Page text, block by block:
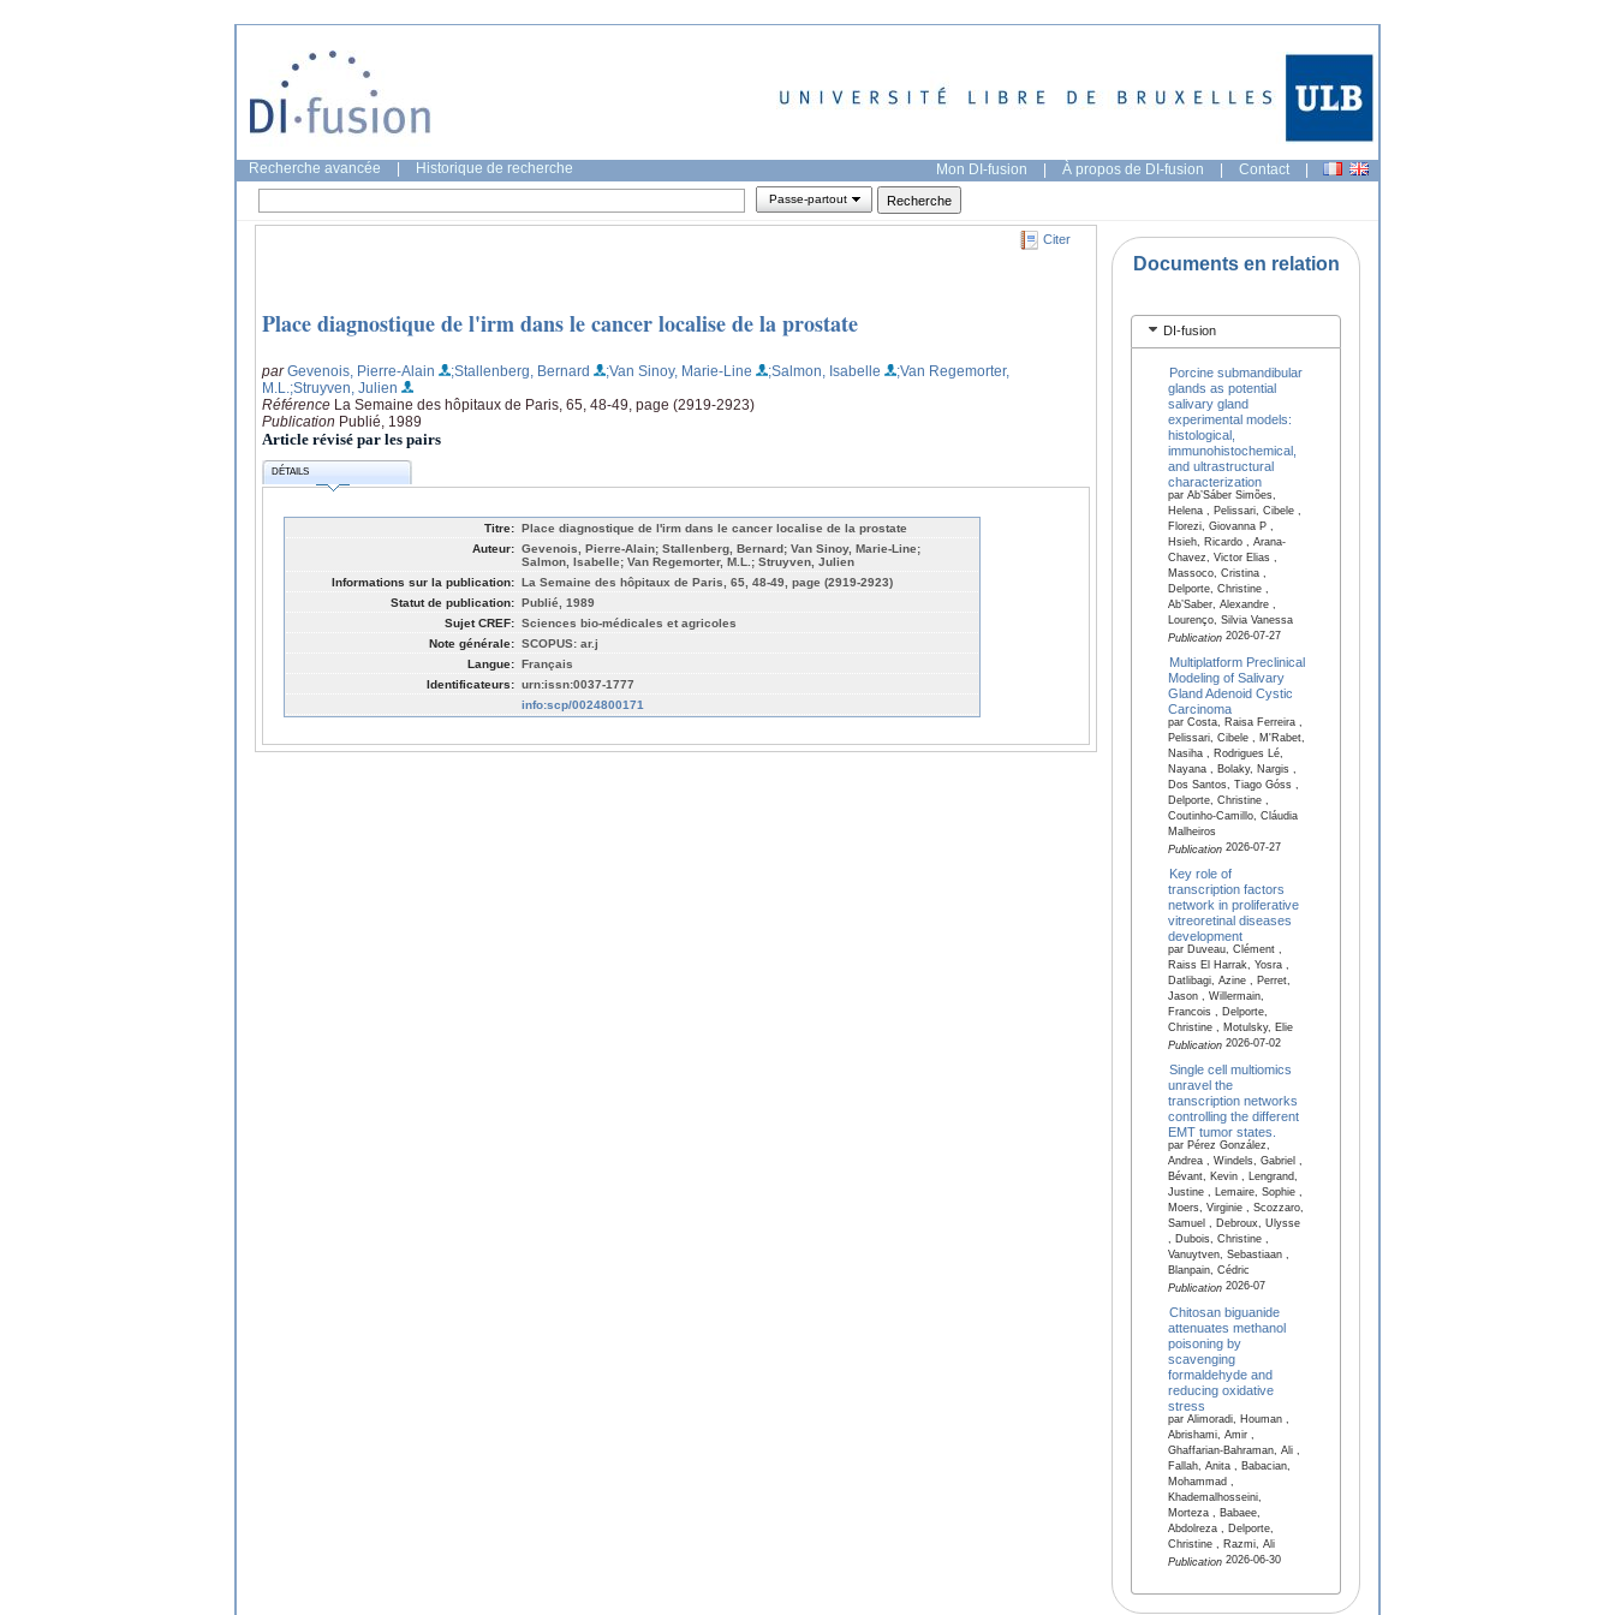
Recherche avancée Historique de recherche Mon DI-fusion | À propos de DI-fusion | Contact |
Passe-partout
Citer
Place diagnostique de l'irm dans le cancer localise de la prostate
parGevenois, Pierre-Alain ;Stallenberg, Bernard ;Van Sinoy, Marie-Line ;Salmon, Isabelle
;Van Regemorter,
M.L. ;Struyven, Julien
Référence La Semaine des hôpitaux de Paris, 65, 48-49, page (2919-2923)
Publication Publié, 1989
Article révisé par les pairs
DÉTAILS
Titre: Place diagnostique de l'irm dans le cancer localise de la prostate
Auteur: Gevenois, Pierre-Alain; Stallenberg, Bernard; Van Sinoy, Marie-Line;
Salmon, Isabelle; Van Regemorter, M.L.; Struyven, Julien
Informations sur la publication: La Semaine des hôpitaux de Paris, 65, 48-49, page (2919-2923)
Statut de publication: Publié, 1989
Sujet CREF: Sciences bio-médicales et agricoles
Note générale: SCOPUS: ar.j
Langue: Français
Identificateurs: urn:issn:0037-1777
info:scp/0024800171
Documents en relation
DI-fusion
Porcine submandibular
glands as potential
salivary gland
experimental models:
histological,
immunohistochemical,
and ultrastructural
characterization
par Ab’Sáber Simões,
Helena , Pelissari, Cibele ,
Florezi, Giovanna P ,
Hsieh, Ricardo , Arana-
Chavez, Victor Elias ,
Massoco, Cristina ,
Delporte, Christine ,
Ab’Saber, Alexandre ,
Lourenço, Silvia Vanessa
Publication2026-07-27
Multiplatform Preclinical
Modeling of Salivary
Gland Adenoid Cystic
Carcinoma
par Costa, Raisa Ferreira ,
Pelissari, Cibele , M'Rabet,
Nasiha , Rodrigues Lé,
Nayana , Bolaky, Nargis ,
Dos Santos, Tiago Góss ,
Delporte, Christine ,
Coutinho-Camillo, Cláudia
Malheiros
Publication2026-07-27
Key role of
transcription factors
network in proliferative
vitreoretinal diseases
development
par Duveau, Clément ,
Raiss El Harrak, Yosra ,
Datlibagi, Azine , Perret,
Jason , Willermain,
Francois , Delporte,
Christine , Motulsky, Elie
Publication2026-07-02
Single cell multiomics
unravel the
transcription networks
controlling the different
EMT tumor states.
par Pérez González,
Andrea , Windels, Gabriel ,
Bévant, Kevin , Lengrand,
Justine , Lemaire, Sophie ,
Moers, Virginie , Scozzaro,
Samuel , Debroux, Ulysse
, Dubois, Christine ,
Vanuytven, Sebastiaan ,
Blanpain, Cédric
Publication2026-07
Chitosan biguanide
attenuates methanol
poisoning by
scavenging
formaldehyde and
reducing oxidative
stress
par Alimoradi, Houman ,
Abrishami, Amir ,
Ghaffarian-Bahraman, Ali ,
Fallah, Anita , Babacian,
Mohammad ,
Khademalhosseini,
Morteza , Babaee,
Abdolreza , Delporte,
Christine , Razmi, Ali
Publication2026-06-30